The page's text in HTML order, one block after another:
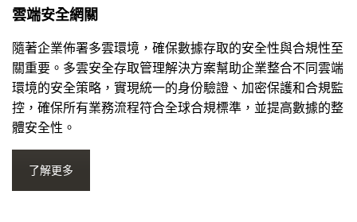
雲端安全網關
隨著企業佈署多雲環境，確保數據存取的安全性與合規性至
關重要。多雲安全存取管理解決方案幫助企業整合不同雲端
環境的安全策略，實現統一的身份驗證、加密保護和合規監
控，確保所有業務流程符合全球合規標準，並提高數據的整
體安全性。
了解更多